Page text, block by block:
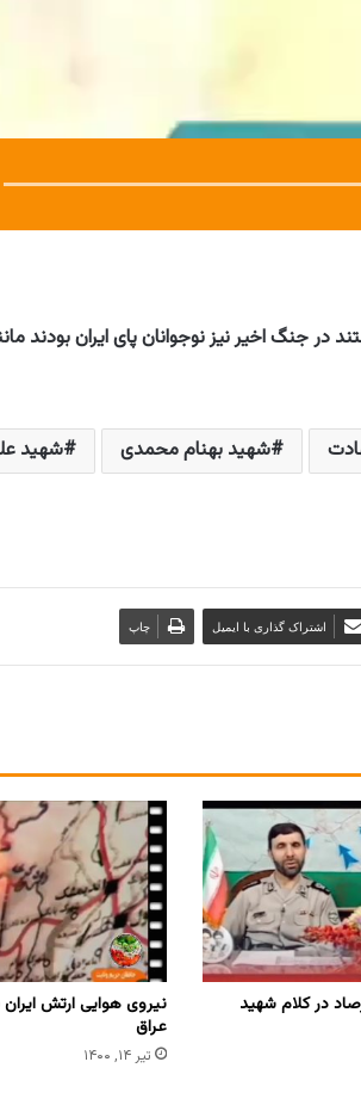
محمدی و علی لندی حضور داشتند در جنگ اخیر نیز نوجوانان پای
شهید بهنام محمدی شهید
اشتراک گذاری با ایمیل چاپ
در کلام شهید
نیروی هوایی ارتش
عراق
تیر ۱۴, ۱۴۰۰